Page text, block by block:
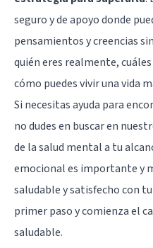
seguro y de apoyo donde
pensamientos y creencias
quién eres realmente,
cómo puedes vivir una vida
Si necesitas ayuda para
no dudes en buscar en
de la salud mental a tu
emocional es importante y
saludable y satisfecho con tu
primer paso y comienza el
saludable.